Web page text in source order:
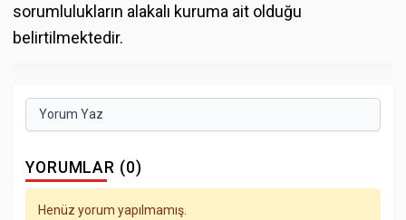
sorumlulukların alakalı kuruma ait olduğu
belirtilmektedir.
Yorum Yaz
YORUMLAR (0)
Henüz yorum yapılmamış.